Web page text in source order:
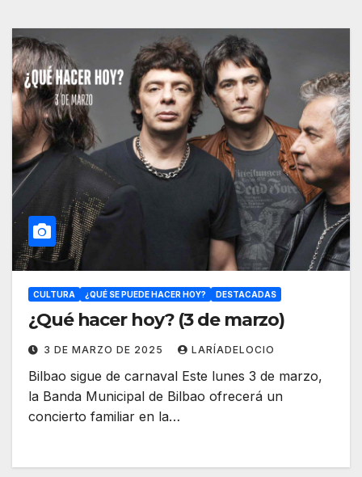
CULTURA ¿QUÉ SE PUEDE HACER HOY? DESTACADAS
¿Qué hacer hoy? (3 de marzo)
3 DE MARZO DE 2025 LARÍADELOCIO
Bilbao sigue de carnaval Este lunes 3 de marzo,
la Banda Municipal de Bilbao ofrecerá un
concierto familiar en la…